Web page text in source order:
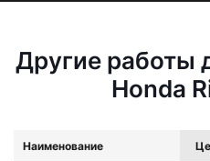
Другие работы
Honda
Наименование